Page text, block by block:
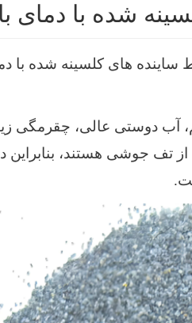
شده با دمای
ساینده های کلسینه شده با
دوستی عالی، چقرمگی
تف جوشی هستند،